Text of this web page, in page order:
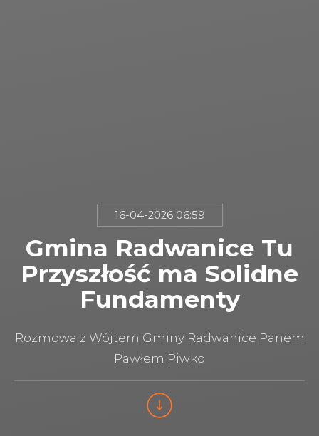
16-04-2026 06:59
Gmina Radwanice Tu
Przyszłość ma Solidne
Fundamenty
Rozmowa z Wójtem Gminy Radwanice Panem
Pawłem Piwko